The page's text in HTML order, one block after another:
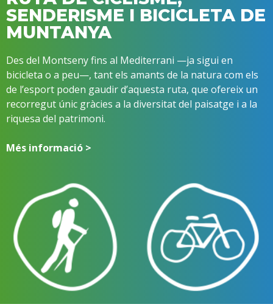
SENDERISME I BICICLETA DE
MUNTANYA
Des del Montseny fins al Mediterrani —ja sigui en
bicicleta o a peu—, tant els amants de la natura com els
de l’esport poden gaudir d’aquesta ruta, que ofereix un
recorregut únic gràcies a la diversitat del paisatge i a la
riquesa del patrimoni.
Més informació >